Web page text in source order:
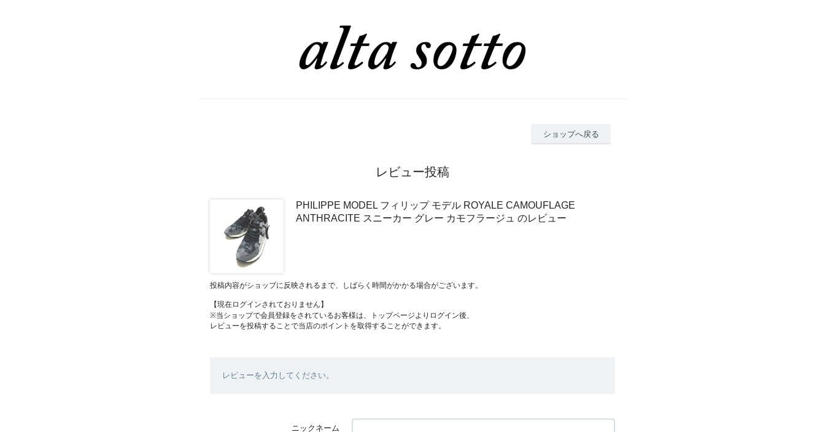
ショップへ戻る
レビュー投稿
PHILIPPE MODEL フィリップ モデル ROYALE CAMOUFLAGE
ANTHRACITE スニーカー グレー カモフラージュ のレビュー
投稿内容がショップに反映されるまで、しばらく時間がかかる場合がございます。
【現在ログインされておりません】
※当ショップで会員登録をされているお客様は、トップページよりログイン後、
レビューを投稿することで当店のポイントを取得することができます。
レビューを入力してください。
ニックネーム